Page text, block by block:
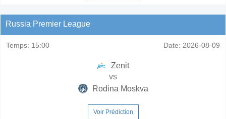
Russia Premier League
Temps: 15:00 Date: 2026-08-09
Zenit
vs
Rodina Moskva
Voir Prédiction